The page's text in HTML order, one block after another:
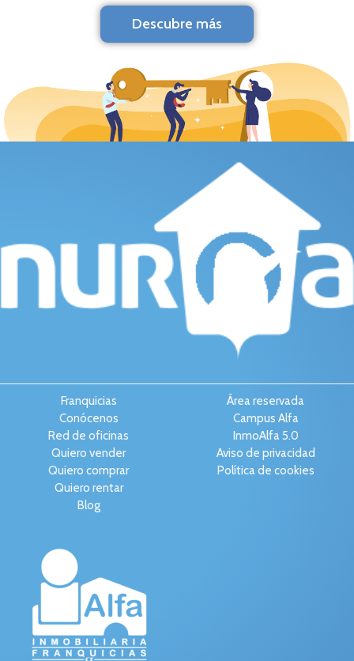
Descubre más
Franquicias
Conócenos
Red de oficinas
Quiero vender
Quiero comprar
Quiero rentar
Blog
Área reservada
Campus Alfa
InmoAlfa 5.0
Aviso de privacidad
Política de cookies